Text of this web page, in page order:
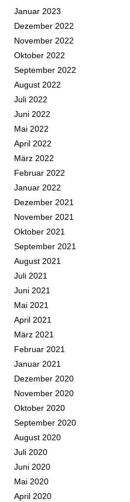
Januar 2023
Dezember 2022
November 2022
Oktober 2022
September 2022
August 2022
Juli 2022
Juni 2022
Mai 2022
April 2022
März 2022
Februar 2022
Januar 2022
Dezember 2021
November 2021
Oktober 2021
September 2021
August 2021
Juli 2021
Juni 2021
Mai 2021
April 2021
März 2021
Februar 2021
Januar 2021
Dezember 2020
November 2020
Oktober 2020
September 2020
August 2020
Juli 2020
Juni 2020
Mai 2020
April 2020